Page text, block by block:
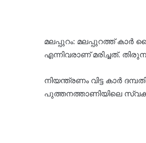
മലപ്പുറം: മലപ്പുറത്ത് കാര്‍
എന്നിവരാണ് മരിച്ചത്.
നിയന്ത്രണം വിട്ട കാർ
പുത്തനത്താണിയിലെ